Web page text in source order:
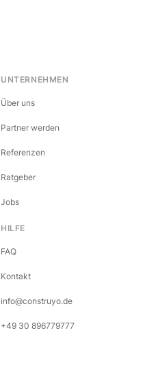
UNTERNEHMEN
Über uns
Partner werden
Referenzen
Ratgeber
Jobs
HILFE
FAQ
Kontakt
info@construyo.de
+49 30 896779777